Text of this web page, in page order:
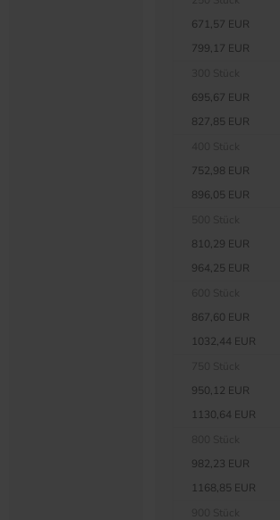
671,57 EUR
799,17 EUR
695,67 EUR
827,85 EUR
752,98 EUR
896,05 EUR
810,29 EUR
964,25 EUR
867,60 EUR
1032,44 EUR
950,12 EUR
1130,64 EUR
982,23 EUR
1168,85 EUR